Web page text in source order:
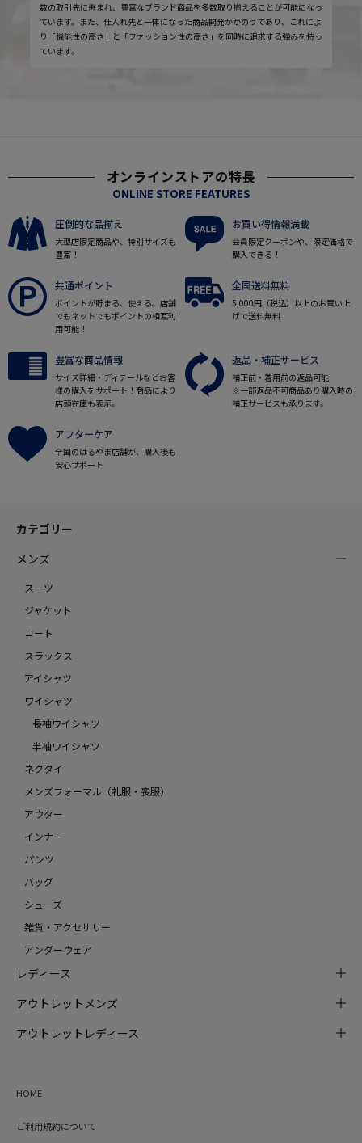
数の取引先に恵まれ、豊富なブランド商品を多数取り揃えることが可能になっ
ています。また、仕入れ先と一体になった商品開発がかのうであり、これによ
り「機能性の高さ」と「ファッション性の高さ」を同時に追求する強みを持っ
ています。
オンラインストアの特長
ONLINE STORE FEATURES
圧倒的な品揃え
大型店限定商品や、特別サイズも
豊富！
お買い得情報満載
会員限定クーポンや、限定価格で
購入できる！
共通ポイント
ポイントが貯まる、使える。店舗
でもネットでもポイントの相互利
用可能！
全国送料無料
5,000円（税込）以上のお買い上
げで送料無料
豊富な商品情報
サイズ詳細・ディテールなどお客
様の購入をサポート！商品により
店頭在庫も表示。
返品・補正サービス
補正前・着用前の返品可能
※一部返品不可商品あり購入時の
補正サービスも承ります。
アフターケア
全国のはるやま店舗が、購入後も
安心サポート
カテゴリー
メンズ
スーツ
ジャケット
コート
スラックス
アイシャツ
ワイシャツ
長袖ワイシャツ
半袖ワイシャツ
ネクタイ
メンズフォーマル（礼服・喪服）
アウター
インナー
パンツ
バッグ
シューズ
雑貨・アクセサリー
アンダーウェア
レディース
アウトレットメンズ
アウトレットレディース
HOME
ご利用規約について